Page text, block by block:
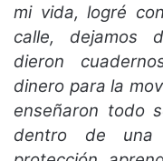
mi vida, logré
calle, dejamos
dieron
dinero para la
enseñaron todo
dentro de una